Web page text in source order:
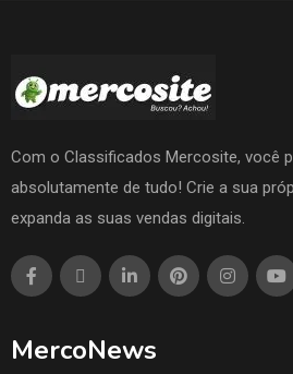
Com o Classificados Mercosite, você
absolutamente de tudo! Crie a sua
expanda as suas vendas digitais.
MercoNews